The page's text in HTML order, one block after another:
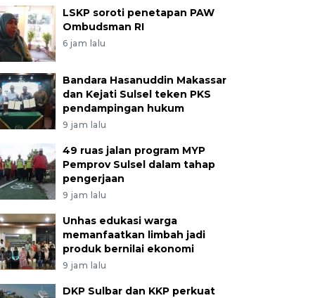
LSKP soroti penetapan PAW
Ombudsman RI
6 jam lalu
Bandara Hasanuddin Makassar
dan Kejati Sulsel teken PKS
pendampingan hukum
9 jam lalu
49 ruas jalan program MYP
Pemprov Sulsel dalam tahap
pengerjaan
9 jam lalu
Unhas edukasi warga
memanfaatkan limbah jadi
produk bernilai ekonomi
9 jam lalu
DKP Sulbar dan KKP perkuat